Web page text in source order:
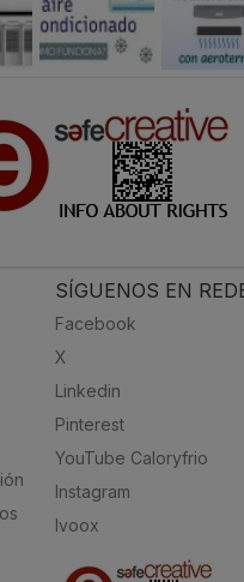
SÍGUENOS EN
Facebook
X
Linkedin
Pinterest
YouTube Caloryfrio
Instagram
Ivoox